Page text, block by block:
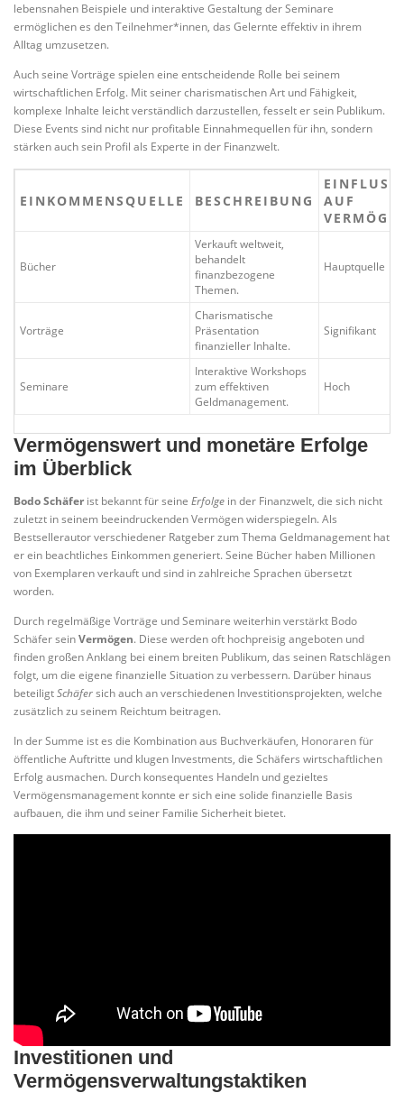
lebensnahen Beispiele und interaktive Gestaltung der Seminare
ermöglichen es den Teilnehmer*innen, das Gelernte effektiv in ihrem
Alltag umzusetzen.
Auch seine Vorträge spielen eine entscheidende Rolle bei seinem
wirtschaftlichen Erfolg. Mit seiner charismatischen Art und Fähigkeit,
komplexe Inhalte leicht verständlich darzustellen, fesselt er sein Publikum.
Diese Events sind nicht nur profitable Einnahmequellen für ihn, sondern
stärken auch sein Profil als Experte in der Finanzwelt.
EINKOMMENSQUELLE BESCHREIBUNG
EINFLUSS
AUF
Bücher
Verkauft weltweit,
behandelt
finanzbezogene
Themen.
Hauptquelle
Vorträge
Charismatische
Präsentation
finanzieller Inhalte.
Signifikant
Seminare
Interaktive Workshops
zum effektiven
Geldmanagement.
Hoch
Vermögenswert und monetäre Erfolge
im Überblick
Bodo Schäfer ist bekannt für seine Erfolge in der Finanzwelt, die sich nicht
zuletzt in seinem beeindruckenden Vermögen widerspiegeln. Als
Bestsellerautor verschiedener Ratgeber zum Thema Geldmanagement hat
er ein beachtliches Einkommen generiert. Seine Bücher haben Millionen
von Exemplaren verkauft und sind in zahlreiche Sprachen übersetzt
worden.
Durch regelmäßige Vorträge und Seminare weiterhin verstärkt Bodo
Schäfer seinVermögen. Diese werden oft hochpreisig angeboten und
finden großen Anklang bei einem breiten Publikum, das seinen Ratschlägen
folgt, um die eigene finanzielle Situation zu verbessern. Darüber hinaus
beteiligtSchäfersich auch an verschiedenen Investitionsprojekten, welche
zusätzlich zu seinem Reichtum beitragen.
In der Summe ist es die Kombination aus Buchverkäufen, Honoraren für
öffentliche Auftritte und klugen Investments, die Schäfers wirtschaftlichen
Erfolg ausmachen. Durch konsequentes Handeln und gezieltes
Vermögensmanagement konnte er sich eine solide finanzielle Basis
aufbauen, die ihm und seiner Familie Sicherheit bietet.
Investitionen und
Vermögensverwaltungstaktiken